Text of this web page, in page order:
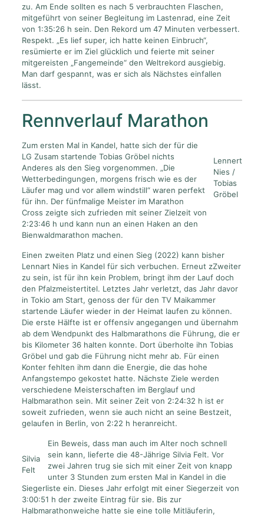
zu. Am Ende sollten es nach 5 verbrauchten Flaschen,
mitgeführt von seiner Begleitung im Lastenrad, eine Zeit
von 1:35:26 h sein. Den Rekord um 47 Minuten verbessert.
Respekt. „Es lief super, ich hatte keinen Einbruch“,
resümierte er im Ziel glücklich und feierte mit seiner
mitgereisten „Fangemeinde“ den Weltrekord ausgiebig.
Man darf gespannt, was er sich als Nächstes einfallen
lässt.
Rennverlauf Marathon
Lennert
Nies /
Tobias
Gröbel
Zum ersten Mal in Kandel, hatte sich der für die
LG Zusam startende Tobias Gröbel nichts
Anderes als den Sieg vorgenommen. „Die
Wetterbedingungen, morgens frisch wie es der
Läufer mag und vor allem windstill“ waren perfekt
für ihn. Der fünfmalige Meister im Marathon
Cross zeigte sich zufrieden mit seiner Zielzeit von
2:23:46 h und kann nun an einen Haken an den
Bienwaldmarathon machen.
Einen zweiten Platz und einen Sieg (2022) kann bisher
Lennart Nies in Kandel für sich verbuchen. Erneut zZweiter
zu sein, ist für ihn kein Problem, bringt ihm der Lauf doch
den Pfalzmeistertitel. Letztes Jahr verletzt, das Jahr davor
in Tokio am Start, genoss der für den TV Maikammer
startende Läufer wieder in der Heimat laufen zu können.
Die erste Hälfte ist er offensiv angegangen und übernahm
ab dem Wendpunkt des Halbmarathons die Führung, die er
bis Kilometer 36 halten konnte. Dort überholte ihn Tobias
Gröbel und gab die Führung nicht mehr ab. Für einen
Konter fehlten ihm dann die Energie, die das hohe
Anfangstempo gekostet hatte. Nächste Ziele werden
verschiedene Meisterschaften im Berglauf und
Halbmarathon sein. Mit seiner Zeit von 2:24:32 h ist er
soweit zufrieden, wenn sie auch nicht an seine Bestzeit,
gelaufen in Berlin, von 2:22 h heranreicht.
Silvia
Felt
Ein Beweis, dass man auch im Alter noch schnell
sein kann, lieferte die 48-Jährige Silvia Felt. Vor
zwei Jahren trug sie sich mit einer Zeit von knapp
unter 3 Stunden zum ersten Mal in Kandel in die
Siegerliste ein. Dieses Jahr erfolgt mit einer Siegerzeit von
3:00:51 h der zweite Eintrag für sie. Bis zur
Halbmarathonweiche hatte sie eine tolle Mitläuferin,